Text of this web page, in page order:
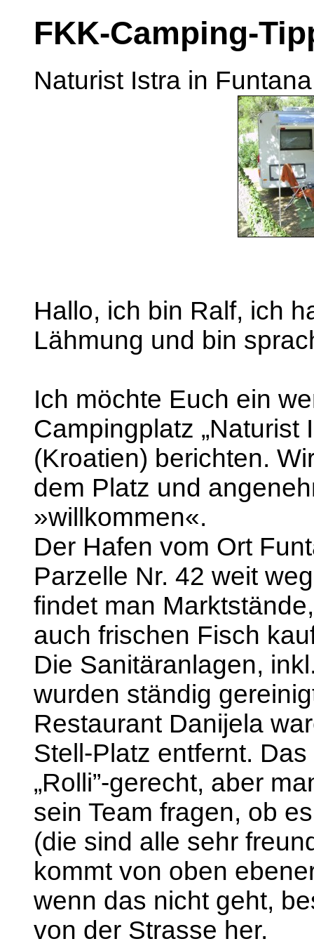
FKK-Camping-
Naturist Istra in
Hallo, ich bin Ralf, ich
Lähmung und bin
Ich möchte Euch ein
Campingplatz „Naturist
(Kroatien) berichten.
dem Platz und
»willkommen«.
Der Hafen vom Ort
Parzelle Nr. 42 weit
findet man
auch frischen Fisch
Die Sanitäranlagen,
wurden ständig
Restaurant Danijela
Stell-Platz entfernt.
„Rolli”-gerecht, aber
sein Team fragen, ob
(die sind alle sehr
kommt von oben
wenn das nicht geht,
von der Strasse her.